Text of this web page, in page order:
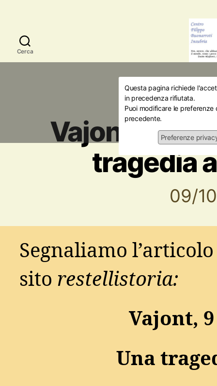
Cerca
Questa pagina richiede
in precedenza rifiutata.
Puoi modificare le
precedente.
Preferenze
Attualità
Vajont, 9
tragedia
09/
Segnaliamo
sito restellistoria:
Vajont,
Una